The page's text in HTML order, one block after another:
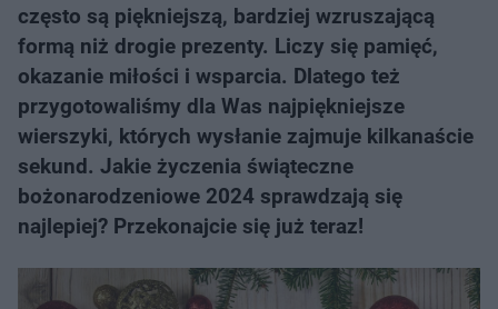
często są piękniejszą, bardziej wzruszającą
formą niż drogie prezenty. Liczy się pamięć,
okazanie miłości i wsparcia. Dlatego też
przygotowaliśmy dla Was najpiękniejsze
wierszyki, których wysłanie zajmuje kilkanaście
sekund. Jakie życzenia świąteczne
bożonarodzeniowe 2024 sprawdzają się
najlepiej? Przekonajcie się już teraz!